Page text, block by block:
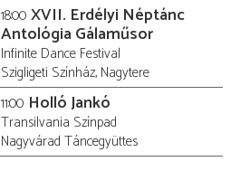
18:00 XVII. Erdélyi Néptánc
Antológia Gálaműsor
Infinite Dance Festival
Szigligeti Színház, Nagytere
11:00 Holló Jankó
Transilvania Színpad
Nagyvárad Táncegyüttes